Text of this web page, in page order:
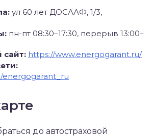
ул 60 лет ДОСААФ, 1/3,
пн-пт 08:30–17:30, перерыв 13:00–
https://www.energogarant.ru/
до автостраховой